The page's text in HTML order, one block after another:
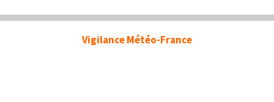
Vigilance Météo-France